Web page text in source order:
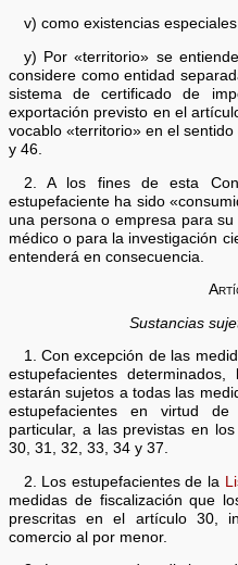
v) como existencias
y) Por «territorio» se
considere como entidad
sistema de certificado de
exportación previsto en el
vocablo «territorio» en el
y 46.
2. A los fines de esta
estupefaciente ha sido
una persona o empresa para
médico o para la investigación
entenderá en consecuencia.
Sustancias
1. Con excepción de las
estupefacientes
estarán sujetos a todas las
estupefacientes en virtud
particular, a las previstas en
30, 31, 32, 33, 34 y 37.
2. Los estupefacientes de la
medidas de fiscalización que
prescritas en el artículo 30,
comercio al por menor.